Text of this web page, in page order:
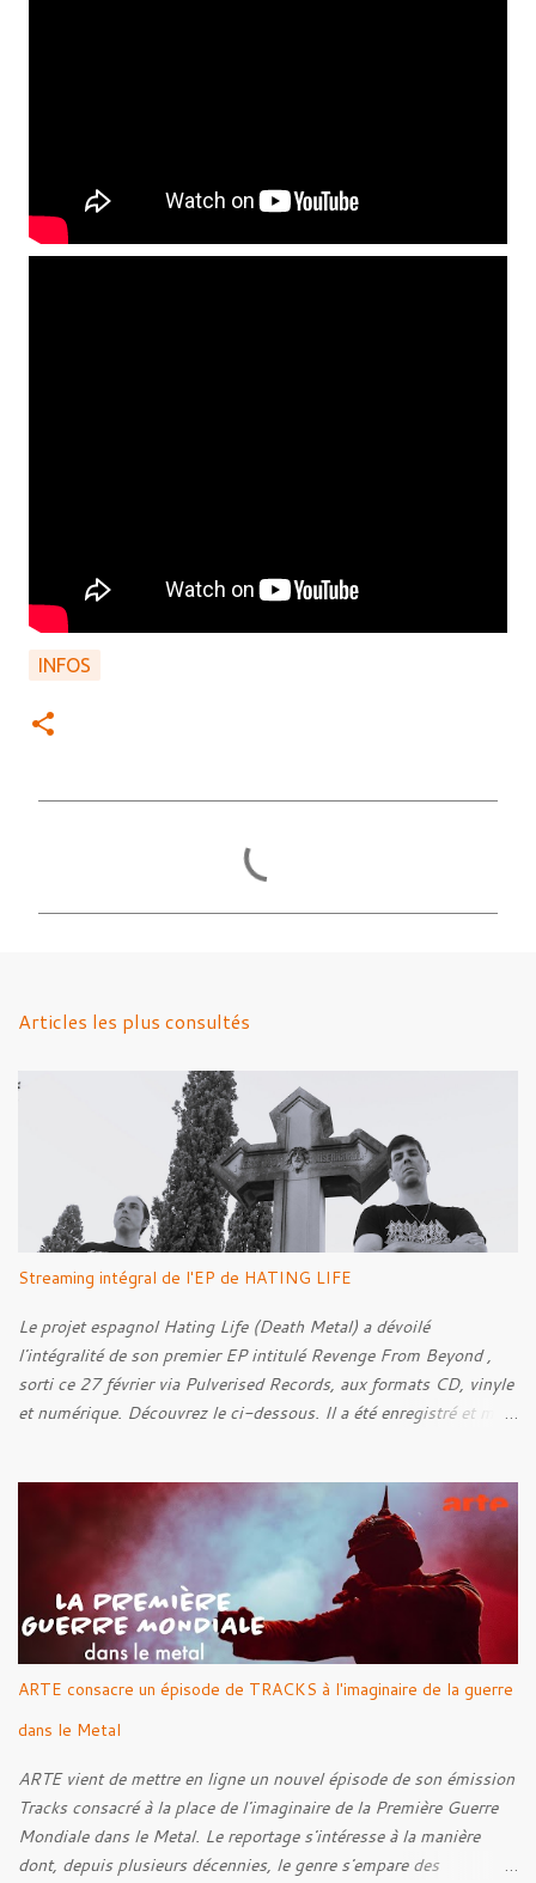
INFOS
Articles les plus consultés
Streaming intégral de l'EP de HATING LIFE
Le projet espagnol Hating Life (Death Metal) a dévoilé
l'intégralité de son premier EP intitulé Revenge From Beyond ,
sorti ce 27 février via Pulverised Records, aux formats CD, vinyle
et numérique. Découvrez le ci-dessous. Il a été enregistré et mixé
Rebellion Against The Vile 05. Revenge From Beyond 06. The
Sense Of Fear
ARTE consacre un épisode de TRACKS à l'imaginaire de la guerre
dans le Metal
ARTE vient de mettre en ligne un nouvel épisode de son émission
Tracks consacré à la place de l'imaginaire de la Première Guerre
Mondiale dans le Metal. Le reportage s'intéresse à la manière
dont, depuis plusieurs décennies, le genre s'empare des